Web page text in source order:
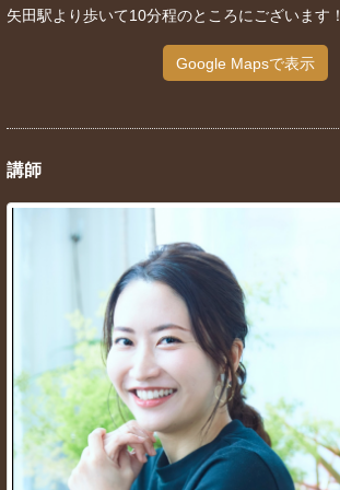
矢田駅より歩いて10分程のところにございます！
Google Mapsで表示
講師